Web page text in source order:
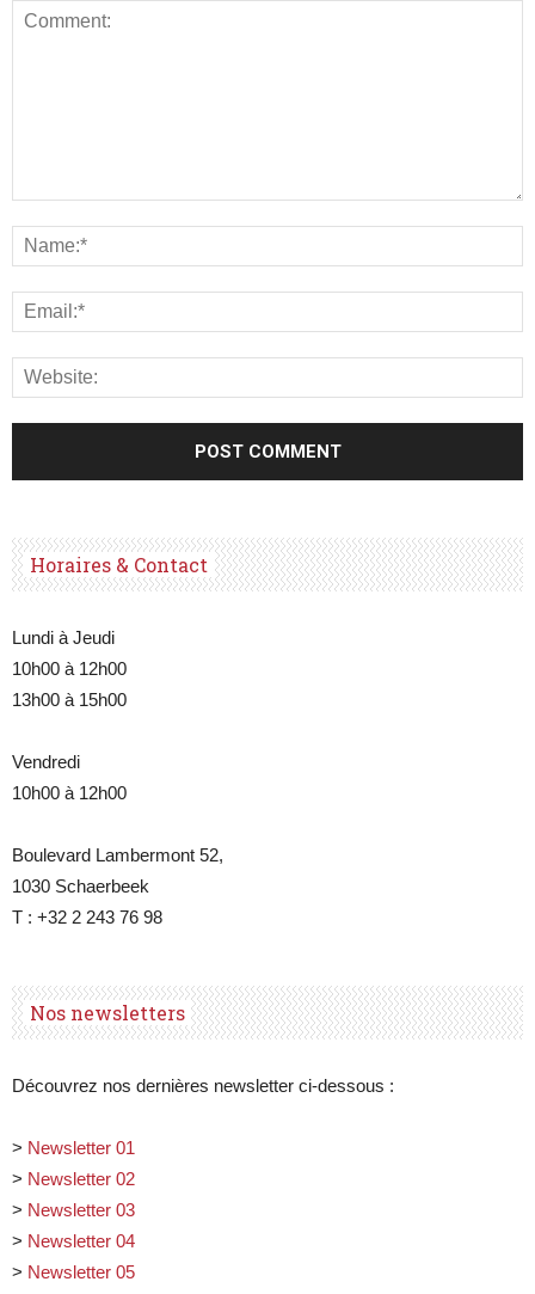
Horaires & Contact
Lundi à Jeudi
10h00 à 12h00
13h00 à 15h00
Vendredi
10h00 à 12h00
Boulevard Lambermont 52,
1030 Schaerbeek
T : +32 2 243 76 98
Nos newsletters
Découvrez nos dernières newsletter ci-dessous :
> Newsletter 01
> Newsletter 02
> Newsletter 03
> Newsletter 04
> Newsletter 05